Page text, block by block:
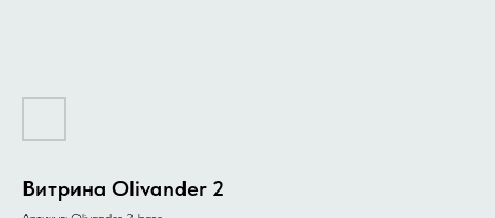
Витрина Olivander 2